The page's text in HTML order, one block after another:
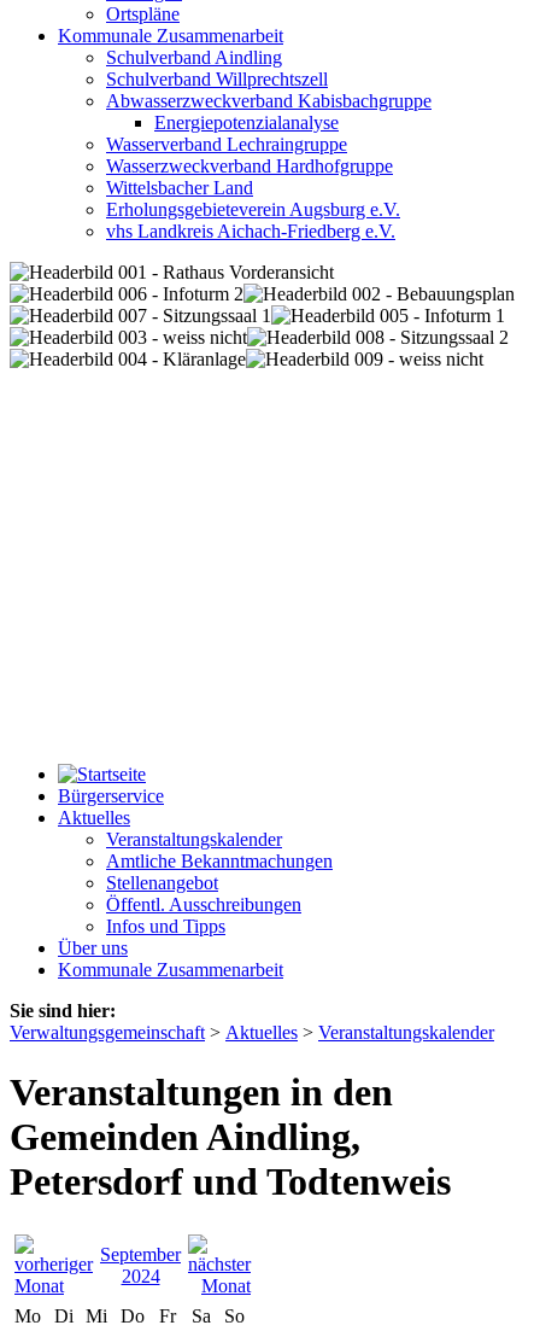
Ortspläne
Kommunale Zusammenarbeit
Schulverband Aindling
Schulverband Willprechtszell
Abwasserzweckverband Kabisbachgruppe
Energiepotenzialanalyse
Wasserverband Lechraingruppe
Wasserzweckverband Hardhofgruppe
Wittelsbacher Land
Erholungsgebieteverein Augsburg e.V.
vhs Landkreis Aichach-Friedberg e.V.
Bürgerservice
Aktuelles
Veranstaltungskalender
Amtliche Bekanntmachungen
Stellenangebot
Öffentl. Ausschreibungen
Infos und Tipps
Über uns
Kommunale Zusammenarbeit
Sie sind hier:
Verwaltungsgemeinschaft > Aktuelles > Veranstaltungskalender
Veranstaltungen in den
Gemeinden Aindling,
Petersdorf und Todtenweis
September
2024
Mo
Di Mi Do Fr Sa
So